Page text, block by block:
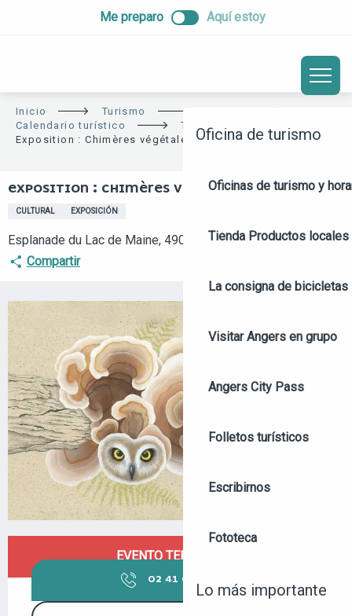
Me preparo Aquí estoy
Oficina de turismo
Oficinas de turismo y
Tienda Productos
La consigna de bicicletas
Visitar Angers en grupo
Angers City Pass
Folletos turísticos
Escribirnos
Fototeca
Lo más importante
Inicio Turismo
Calendario turístico
Toda la agenda
Exposition : Chimères végétales
EXPOSITION : CHIMÈRES VÉGÉTALES
CULTURAL EXPOSICIÓN
Esplanade du Lac de Maine, 49000 Angers
Compartir
HORARIOS Y DATOS DE CONTACTO
EVENTO TERMINADO
02 41 05 33